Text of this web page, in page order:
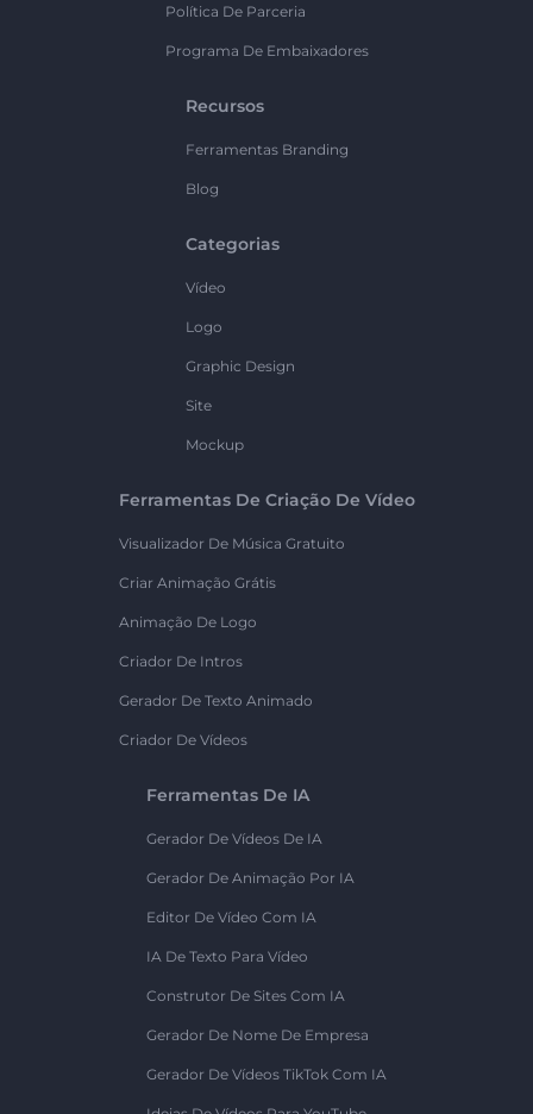
Política De Parceria
Programa De Embaixadores
Recursos
Ferramentas Branding
Blog
Categorias
Vídeo
Logo
Graphic Design
Site
Mockup
Ferramentas De Criação De Vídeo
Visualizador De Música Gratuito
Criar Animação Grátis
Animação De Logo
Criador De Intros
Gerador De Texto Animado
Criador De Vídeos
Ferramentas De IA
Gerador De Vídeos De IA
Gerador De Animação Por IA
Editor De Vídeo Com IA
IA De Texto Para Vídeo
Construtor De Sites Com IA
Gerador De Nome De Empresa
Gerador De Vídeos TikTok Com IA